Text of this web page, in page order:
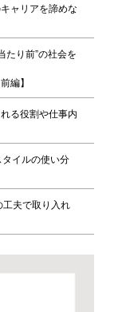
ャリアを諦めな
たり前”の社会を
編】
る役割や仕事内
イルの使い分
夫で取り入れ